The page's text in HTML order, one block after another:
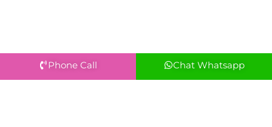
Phone Call Chat Whatsapp